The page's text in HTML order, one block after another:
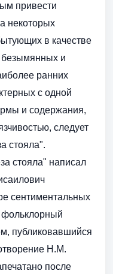
привести
некоторых
в качестве
безымянных и
ранних
с одной
и содержания,
следует
стояла".
стояла" написал
сентиментальных
фольклорный
публиковавшийся
Н.М.
после